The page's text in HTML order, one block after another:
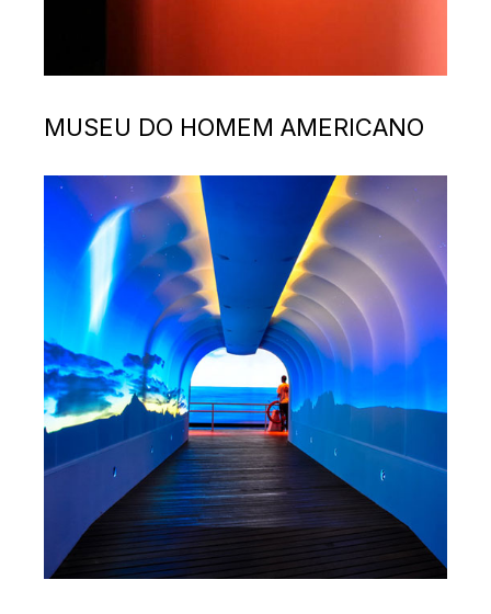
MUSEU DO HOMEM AMERICANO